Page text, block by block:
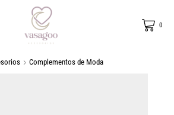
0
Complementos de Moda